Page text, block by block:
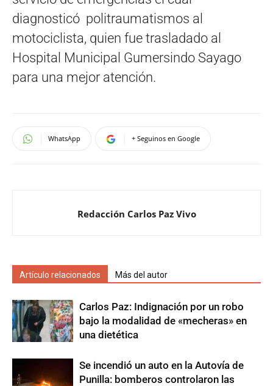
diagnosticó politraumatismos al
motociclista, quien fue trasladado al
Hospital Municipal Gumersindo Sayago
para una mejor atención.
WhatsApp + Seguinos en Google
Redacción Carlos Paz Vivo
Artículo relacionados Más del autor
Carlos Paz: Indignación por un robo
bajo la modalidad de «mecheras» en
una dietética
Se incendió un auto en la Autovía de
Punilla: bomberos controlaron las